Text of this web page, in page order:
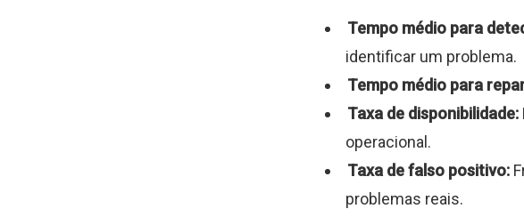
Tempo médio para
identificar um problema.
Tempo médio para
Taxa de disponibilidade:
operacional.
Taxa de falso positivo:
problemas reais.